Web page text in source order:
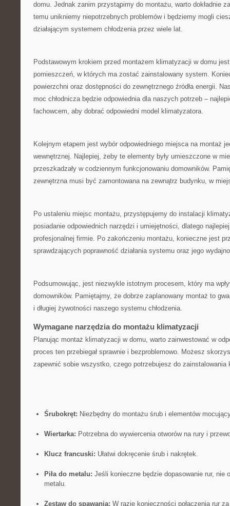
domu. Jednak ⁢zanim przystąpimy ‍do montażu, warto dokładnie
temu unikniemy niepotrzebnych problemów i będziemy mogli
działającym systemem chłodzenia ⁤przez wiele lat.
Podstawowym krokiem przed montażem klimatyzacji w⁤ domu jest
pomieszczeń, w których ma zostać zainstalowany system.
powierzchni oraz dostępności do ​zewnętrznego ​źródła energii.
moc‌ chłodnicza będzie odpowiednia dla⁤ naszych⁢ potrzeb –
fachowcem, aby dobrać odpowiedni model klimatyzatora.
Kolejnym etapem jest wybór odpowiedniego miejsca na montaż
wewnętrznej.⁣ Najlepiej,​ żeby te⁣ elementy były umieszczone⁤ w
⁢przeszkadzały w codziennym funkcjonowaniu domowników.
zewnętrzna musi być zamontowana na zewnątrz budynku, w
Po ustaleniu miejsc montażu, przystępujemy do instalacji
posiadanie odpowiednich narzędzi i umiejętności,⁤ dlatego
profesjonalnej‌ firmie. Po zakończeniu montażu, konieczne jest
sprawdzających poprawność działania systemu oraz jego
Podsumowując, jest niezwykle istotnym procesem, ​który ma
domowników.⁤ Pamiętajmy, ​że dobrze zaplanowany montaż to
i długiej żywotności naszego systemu chłodzenia.
Wymagane narzędzia do montażu ⁢klimatyzacji
Planując montaż klimatyzacji w domu, warto zainwestować w
proces ten przebiegał sprawnie ​i bezproblemowo. ⁣Możesz
zapewnić sobie wszystko, czego potrzebujesz do zainstalowania
Śrubokręt: Niezbędny ⁤do montażu śrub i elementów‍
Wiertarka: Potrzebna do ‍wywiercenia otworów na rury i
Klucz francuski: ⁤Ułatwi dokręcenie śrub i nakrętek.
Piła do metalu: Jeśli konieczne będzie dopasowanie rur, nie
metalu.
Zestaw do spawania: W razie konieczności połączenia rur